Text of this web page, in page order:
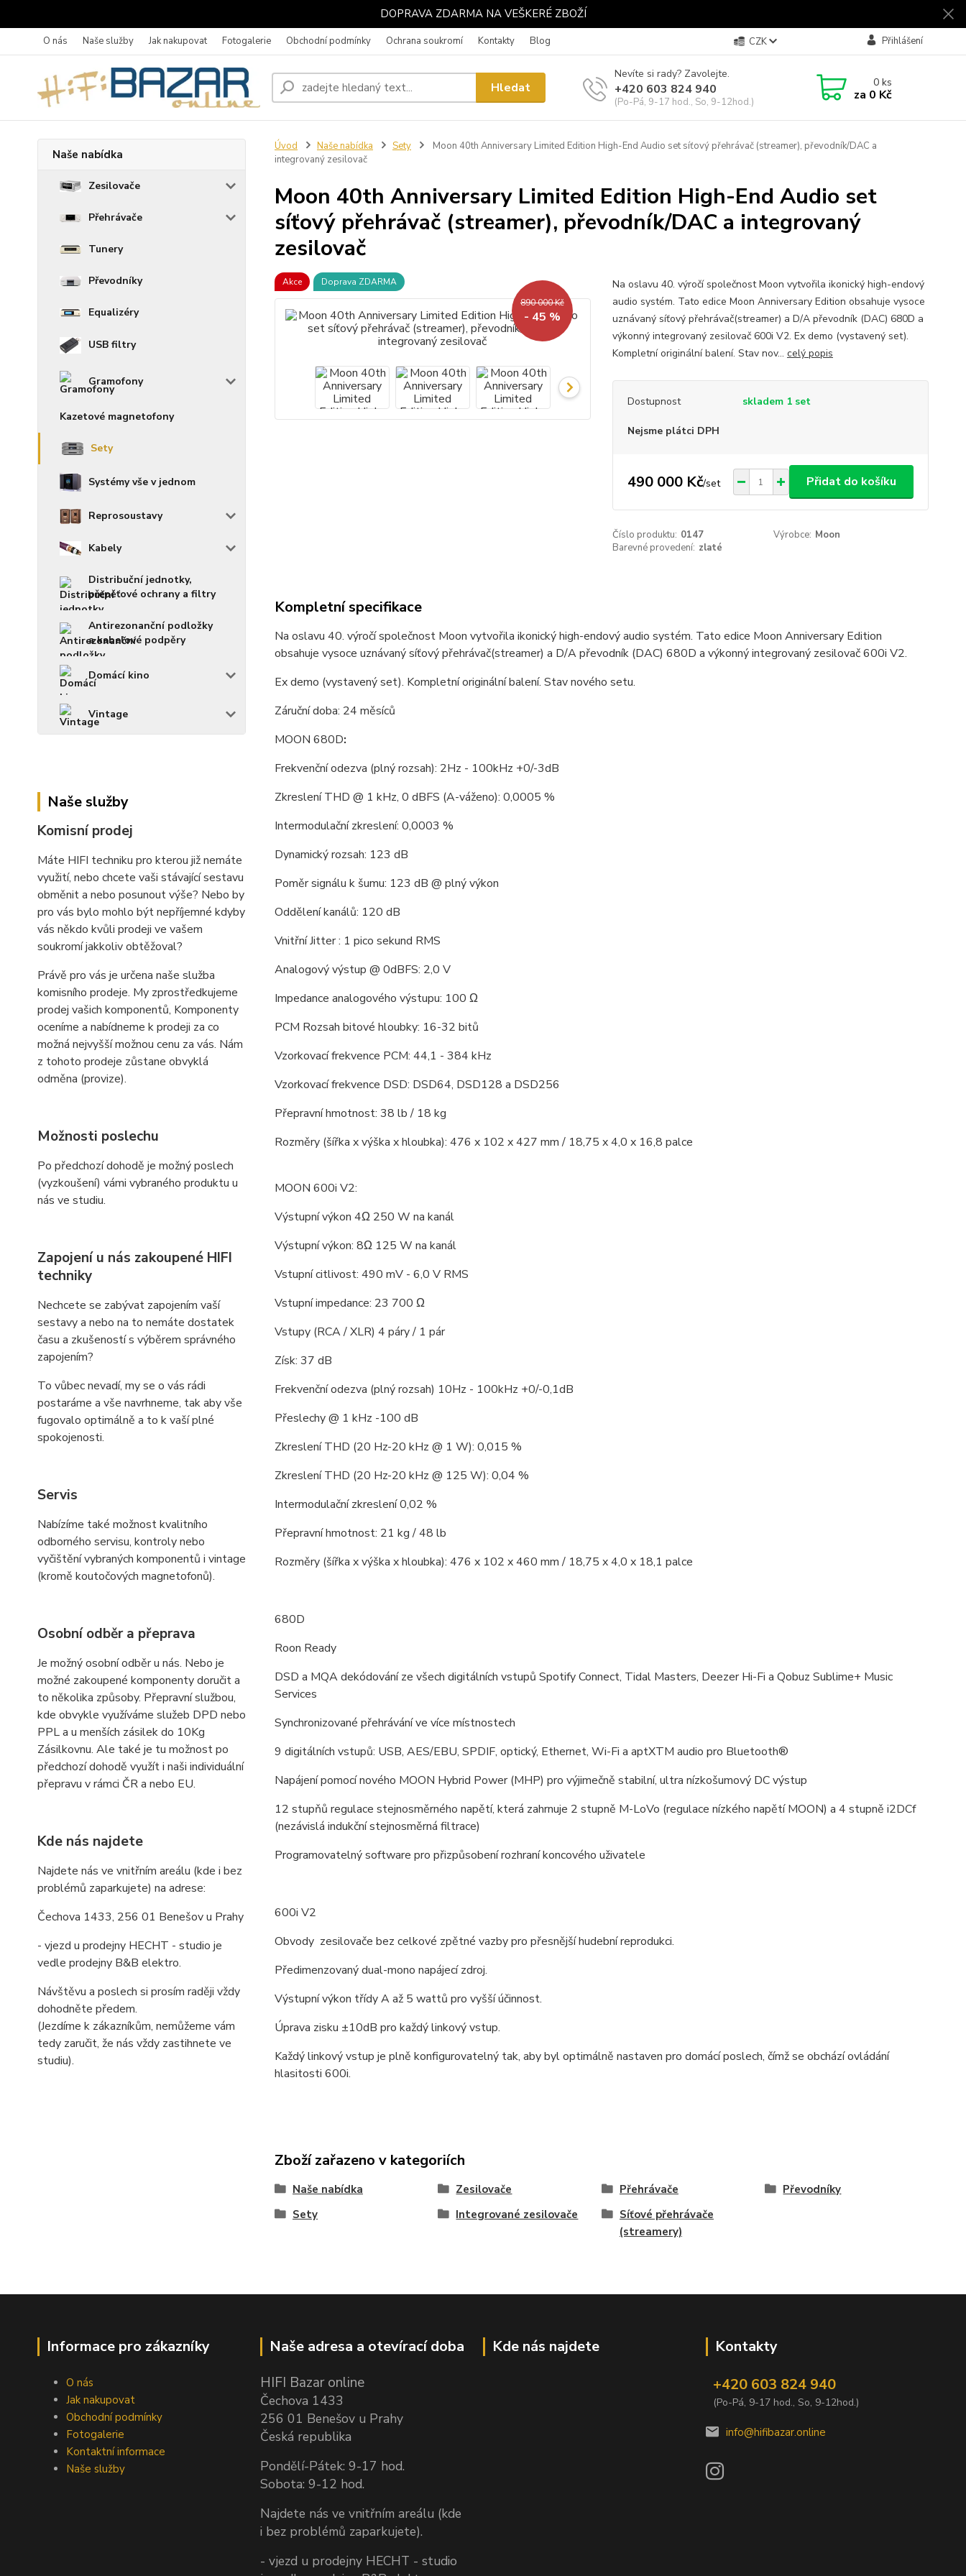
DOPRAVA ZDARMA NA VEŠKERÉ ZBOŽÍ
O nás Naše služby Jak nakupovat Fotogalerie Obchodní podmínky Ochrana soukromí Kontakty Blog CZK Přihlášení
Hledat
Nevíte si rady? Zavolejte.
+420 603 824 940
(Po-Pá, 9-17 hod., So, 9-12hod.)
0ks
za 0 Kč
Naše nabídka
Zesilovače
Přehrávače
Tunery
Převodníky
Equalizéry
USB filtry
Gramofony
Kazetové magnetofony
Sety
Systémy vše v jednom
Reprosoustavy
Kabely
Distribuční jednotky,
přepěťové ochrany a filtry
Antirezonanční podložky
a kabelové podpěry
Domácí kino
Vintage
Naše služby
Komisní prodej
Máte HIFI techniku pro kterou již nemáte
využití, nebo chcete vaši stávající sestavu
obměnit a nebo posunout výše? Nebo by
pro vás bylo mohlo být nepříjemné kdyby
vás někdo kvůli prodeji ve vašem
soukromí jakkoliv obtěžoval?
Právě pro vás je určena naše služba
komisního prodeje. My zprostředkujeme
prodej vašich komponentů, Komponenty
oceníme a nabídneme k prodeji za co
možná nejvyšší možnou cenu za vás. Nám
z tohoto prodeje zůstane obvyklá
odměna (provize).
Možnosti poslechu
Po předchozí dohodě je možný poslech
(vyzkoušení) vámi vybraného produktu u
nás ve studiu.
Zapojení u nás zakoupené HIFI
techniky
Nechcete se zabývat zapojením vaší
sestavy a nebo na to nemáte dostatek
času a zkušeností s výběrem správného
zapojením?
To vůbec nevadí, my se o vás rádi
postaráme a vše navrhneme, tak aby vše
fugovalo optimálně a to k vaší plné
spokojenosti.
Servis
Nabízíme také možnost kvalitního
odborného servisu, kontroly nebo
vyčištění vybraných komponentů i vintage
(kromě koutočových magnetofonů).
Osobní odběr a přeprava
Je možný osobní odběr u nás. Nebo je
možné zakoupené komponenty doručit a
to několika způsoby. Přepravní službou,
kde obvykle využíváme služeb DPD nebo
PPL a u menších zásilek do 10Kg
Zásilkovnu. Ale také je tu možnost po
předchozí dohodě využít i naši individuální
přepravu v rámci ČR a nebo EU.
Kde nás najdete
Najdete nás ve vnitřním areálu (kde i bez
problémů zaparkujete) na adrese:
Čechova 1433, 256 01 Benešov u Prahy
- vjezd u prodejny HECHT - studio je
vedle prodejny B&B elektro.
Návštěvu a poslech si prosím raději vždy
dohodněte předem.
(Jezdíme k zákazníkům, nemůžeme vám
tedy zaručit, že nás vždy zastihnete ve
studiu).
Úvod Naše nabídka Sety
Moon 40th Anniversary Limited Edition High-End Audio set síťový přehrávač (streamer), převodník/DAC a
integrovaný zesilovač
Moon 40th Anniversary Limited Edition High-End Audio set
síťový přehrávač (streamer), převodník/DAC a integrovaný
zesilovač
Akce
Doprava ZDARMA
890 000 Kč
- 45 %
Na oslavu 40. výročí společnost Moon vytvořila ikonický high-endový
audio systém. Tato edice Moon Anniversary Edition obsahuje vysoce
uznávaný síťový přehrávač(streamer) a D/A převodník (DAC) 680D a
výkonný integrovaný zesilovač 600i V2. Ex demo (vystavený set).
Kompletní originální balení. Stav nov... celý popis
Dostupnost skladem 1 set
Nejsme plátci DPH
490 000 Kč/set Přidat do košíku
Číslo produktu: 0147 Výrobce: Moon
Barevné provedení: zlaté
Kompletní specifikace
Na oslavu 40. výročí společnost Moon vytvořila ikonický high-endový audio systém. Tato edice Moon Anniversary Edition
obsahuje vysoce uznávaný síťový přehrávač(streamer) a D/A převodník (DAC) 680D a výkonný integrovaný zesilovač 600i V2.
Ex demo (vystavený set). Kompletní originální balení. Stav nového setu.
Záruční doba: 24 měsíců
MOON 680D:
Frekvenční odezva (plný rozsah): 2Hz - 100kHz +0/-3dB
Zkreslení THD @ 1 kHz, 0 dBFS (A-váženo): 0,0005 %
Intermodulační zkreslení: 0,0003 %
Dynamický rozsah: 123 dB
Poměr signálu k šumu: 123 dB @ plný výkon
Oddělení kanálů: 120 dB
Vnitřní Jitter : 1 pico sekund RMS
Analogový výstup @ 0dBFS: 2,0 V
Impedance analogového výstupu: 100 Ω
PCM Rozsah bitové hloubky: 16-32 bitů
Vzorkovací frekvence PCM: 44,1 - 384 kHz
Vzorkovací frekvence DSD: DSD64, DSD128 a DSD256
Přepravní hmotnost: 38 lb / 18 kg
Rozměry (šířka x výška x hloubka): 476 x 102 x 427 mm / 18,75 x 4,0 x 16,8 palce
MOON 600i V2:
Výstupní výkon 4Ω 250 W na kanál
Výstupní výkon: 8Ω 125 W na kanál
Vstupní citlivost: 490 mV - 6,0 V RMS
Vstupní impedance: 23 700 Ω
Vstupy (RCA / XLR) 4 páry / 1 pár
Získ: 37 dB
Frekvenční odezva (plný rozsah) 10Hz - 100kHz +0/-0,1dB
Přeslechy @ 1 kHz -100 dB
Zkreslení THD (20 Hz-20 kHz @ 1 W): 0,015 %
Zkreslení THD (20 Hz-20 kHz @ 125 W): 0,04 %
Intermodulační zkreslení 0,02 %
Přepravní hmotnost: 21 kg / 48 lb
Rozměry (šířka x výška x hloubka): 476 x 102 x 460 mm / 18,75 x 4,0 x 18,1 palce
680D
Roon Ready
DSD a MQA dekódování ze všech digitálních vstupů Spotify Connect, Tidal Masters, Deezer Hi-Fi a Qobuz Sublime+ Music
Services
Synchronizované přehrávání ve více místnostech
9 digitálních vstupů: USB, AES/EBU, SPDIF, optický, Ethernet, Wi-Fi a aptXTM audio pro Bluetooth®
Napájení pomocí nového MOON Hybrid Power (MHP) pro výjimečně stabilní, ultra nízkošumový DC výstup
12 stupňů regulace stejnosměrného napětí, která zahrnuje 2 stupně M-LoVo (regulace nízkého napětí MOON) a 4 stupně i2DCf
(nezávislá indukční stejnosměrná filtrace)
Programovatelný software pro přizpůsobení rozhraní koncového uživatele
600i V2
Obvody zesilovače bez celkové zpětné vazby pro přesnější hudební reprodukci.
Předimenzovaný dual-mono napájecí zdroj.
Výstupní výkon třídy A až 5 wattů pro vyšší účinnost.
Úprava zisku ±10dB pro každý linkový vstup.
Každý linkový vstup je plně konfigurovatelný tak, aby byl optimálně nastaven pro domácí poslech, čímž se obchází ovládání
hlasitosti 600i.
Zboží zařazeno v kategoriích
Naše nabídka Zesilovače Přehrávače
Převodníky
Sety
Integrované zesilovače
Síťové přehrávače
(streamery)
Informace pro zákazníky
O nás
Jak nakupovat
Obchodní podmínky
Fotogalerie
Kontaktní informace
Naše služby
Naše adresa a otevírací doba
HIFI Bazar online
Čechova 1433
256 01 Benešov u Prahy
Česká republika
Pondělí-Pátek: 9-17 hod.
Sobota: 9-12 hod.
Najdete nás ve vnitřním areálu (kde
i bez problémů zaparkujete).
- vjezd u prodejny HECHT - studio
Kde nás najdete
Kontakty
+420 603 824 940
(Po-Pá, 9-17 hod., So, 9-12hod.)
info@hifibazar.online